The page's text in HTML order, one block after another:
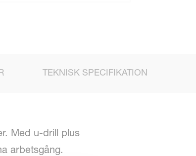
TEKNISK SPECIFIKATION
Med u-drill plus
arbetsgång.